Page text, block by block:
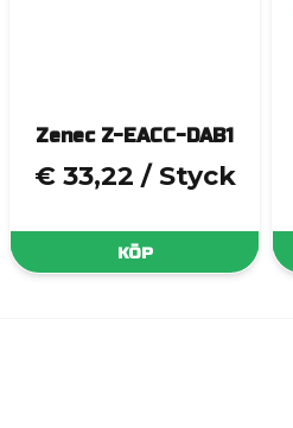
Zenec Z-EACC-DAB1
€ 33,22 / Styck
KÖP